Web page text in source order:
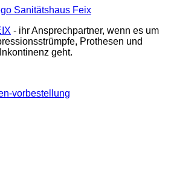
- ihr Ansprechpartner, wenn es um
Prothesen und
Inkontinenz geht.
vorbestellung